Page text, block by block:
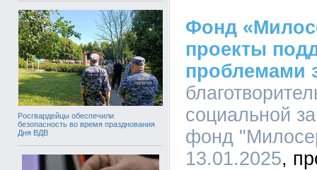
Росгвардейцы обеспечили
безопасность во время празднования
Дня ВДВ
Фонд
проекты
проблемами
социальной
фонд
13.01.2025